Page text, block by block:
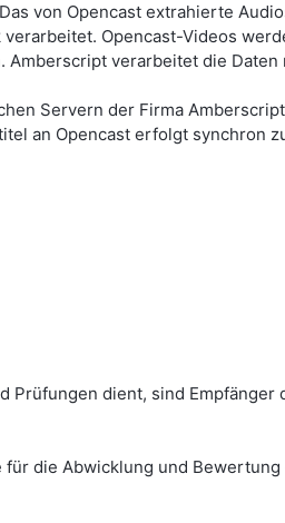
von Opencast extrahierte
Opencast-Videos
verarbeitet die
Servern der Firma
an Opencast erfolgt synchron
dient, sind
die Abwicklung und